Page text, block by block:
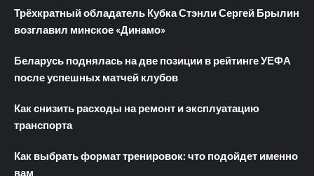
Трёхкратный обладатель Кубка Стэнли Сергей Брылин
возглавил минское «Динамо»
Беларусь поднялась на две позиции в рейтинге УЕФА
после успешных матчей клубов
Как снизить расходы на ремонт и эксплуатацию
транспорта
Как выбрать формат тренировок: что подойдет именно
вам